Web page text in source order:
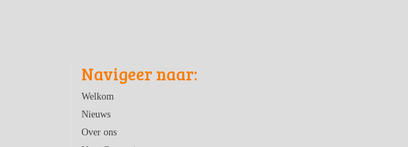
Navigeer naar:
Welkom
Nieuws
Over ons